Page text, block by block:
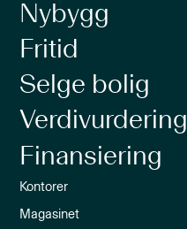
Nybygg
Fritid
Selge bolig
Verdivurdering
Finansiering
Kontorer
Magasinet